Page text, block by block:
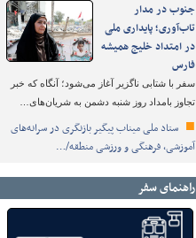
جنوب در مدار
تاب‌آوری؛ پایداری ملی
در امتداد خلیج همیشه
فارس
سفر با شتابی ناگزیر آغاز می‌شود؛ آنگاه که خبر
تجاوز بامداد روز شنبه دشمن به شریان‌های…
ستاد ملی میناب پیگیر بازنگری در سرانه‌های
آموزشی، فرهنگی و ورزشی منطقه/…
راهنمای سفر